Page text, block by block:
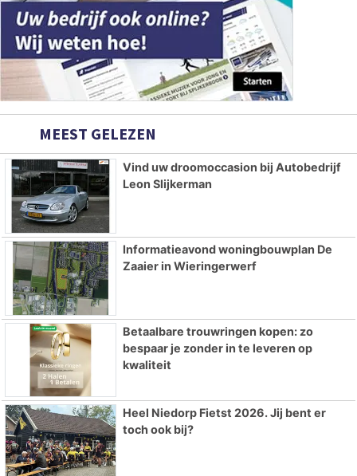
MEEST GELEZEN
Vind uw droomoccasion bij Autobedrijf
Leon Slijkerman
Informatieavond woningbouwplan De
Zaaier in Wieringerwerf
Betaalbare trouwringen kopen: zo
bespaar je zonder in te leveren op
kwaliteit
Heel Niedorp Fietst 2026. Jij bent er
toch ook bij?